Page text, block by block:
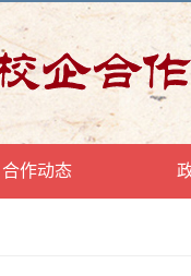
合作动态